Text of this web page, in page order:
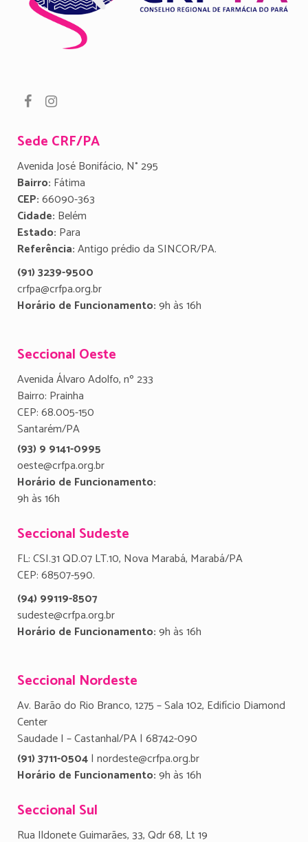
Sede CRF/PA
Avenida José Bonifácio, N° 295
Bairro: Fátima
CEP:66090-363
Cidade: Belém
Estado: Para
Referência:Antigo prédio da SINCOR/PA.
(91) 3239-9500
crfpa@crfpa.org.br
Horário de Funcionamento:9h às 16h
Seccional Oeste
Avenida Álvaro Adolfo, nº 233
Bairro: Prainha
CEP: 68.005-150
Santarém/PA
(93) 9 9141-0995
oeste@crfpa.org.br
Horário de Funcionamento:
9h às 16h
Seccional Sudeste
FL: CSI.31 QD.07 LT.10, Nova Marabá, Marabá/PA
CEP: 68507-590.
(94) 99119-8507
sudeste@crfpa.org.br
Horário de Funcionamento:9h às 16h
Seccional Nordeste
Av. Barão do Rio Branco, 1275 – Sala 102, Edifício Diamond
Center
Saudade I – Castanhal/PA | 68742-090
(91) 3711-0504| nordeste@crfpa.org.br
Horário de Funcionamento:9h às 16h
Seccional Sul
Rua Ildonete Guimarães, 33, Qdr 68, Lt 19